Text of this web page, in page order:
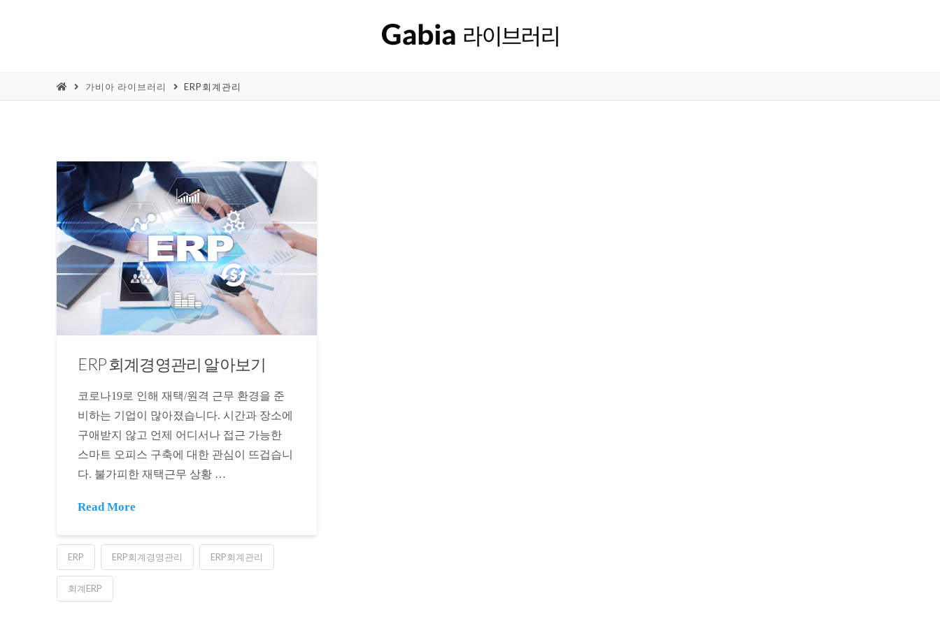
가비아 라이브러리 ERP회계관리
ERP 회계경영관리 알아보기
코로나19로 인해 재택/원격 근무 환경을 준
비하는 기업이 많아졌습니다. 시간과 장소에
구애받지 않고 언제 어디서나 접근 가능한
스마트 오피스 구축에 대한 관심이 뜨겁습니
다. 불가피한 재택근무 상황 …
Read More
ERP ERP회계경영관리 ERP회계관리
회계ERP